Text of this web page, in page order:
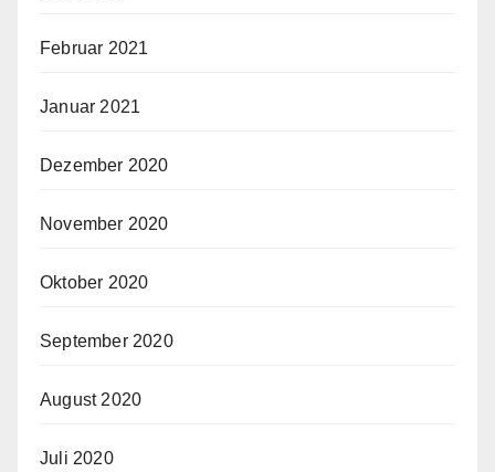
Februar 2021
Januar 2021
Dezember 2020
November 2020
Oktober 2020
September 2020
August 2020
Juli 2020